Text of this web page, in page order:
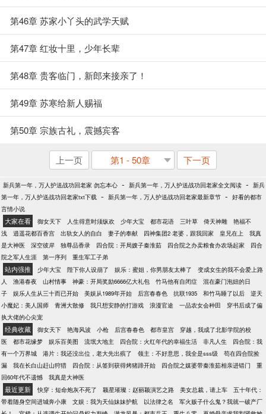
第46章 苏家小丫头的武学天赋
第47章 红妆十里，少年长辈
第48章 贵客临门，新郎来接亲了！
第49章 苏寒给新人赐福
第50章 宗族古礼，震撼宾客
上一页 第1 - 50章 下一页
新兵第一年，万人护送战功回老家 勿忘本心 - 新兵第一年，万人护送战功回老家全文阅读 - 新兵
第一年，万人护送战功回老家txt下载 - 新兵第一年，万人护送战功回老家最新章节 - 好看的都市
言情小说
大家在看 御女天下 人生得意时须纵欢 少年大宝 都市花语 三叶草 倚天神雕
艳福不
浅
逍遥花都百香宫 出轨女人的自白 妻子的奉献 四神集团2·老婆，跟我回家 皇兄在上
我真
是大神医
深空彼岸 独尊品香录 四合院：开局嫂子秦淮茹 四合院之办卖粮食办农场起家
四合
院之军人生涯
第一序列 重生军工子弟
站内强推 少年大宝 陛下你人设崩了 娱乐：蜜姐，你男朋友太棒了
变成女生的我不会爱上路
人
渔港春夜 山村情事 神豪：开局奖励6666亿大礼包 竹马他有自闭症
混在豪门泡妞的日
子
娱乐人生从三十而已开始 美娱从1989年开始 后宫春春色 抗联1935 和竹马睡了以后
逆天
小魔妃：美人国师
青洲大散修 我只想安静的打游戏 浪漫官途 一品农女会种田
穿书后成了偏
执大佬的心尖宠
经典收藏 御女天下 艳海风波 小枪 后宫春春色 都市皇宫
穿越，我成了北影学院的校
医
都市花缘梦 娱乐百美图 流氓大地主 四合院：火红年代的幸福生活 非凡人生
四合院：我
有一个万界城
港片：我还没出位，老大先出殡了 领主：不好意思，我全是sss级
苟在四合院捡
漏
我在长白山赶山狩猎 四合院：从签到获得烤猪蹄开始 四合院之媒婆带秦淮茹相亲进错门
重
回60年代不遗憾
我真是大神医
最近更新 快穿：短命炮灰不死了 颖星璀璨：赵丽颖演艺之路 美女总裁，请上车
五十年代：
带着随身空间进城奔小康
文娱：我为天仙妹妹护航 以法律之名
军火贩子什么鬼？我就一破产厂